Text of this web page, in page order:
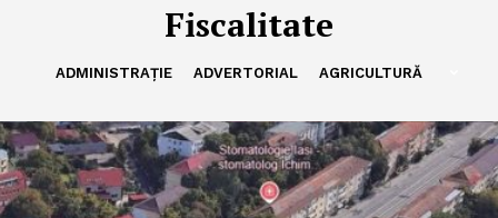
Fiscalitate
ADMINISTRAȚIE ADVERTORIAL AGRICULTURĂ